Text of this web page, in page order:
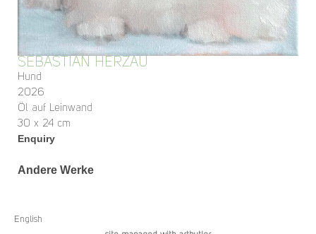
SEBASTIAN HERZAU
Hund
2026
Öl auf Leinwand
30 x 24 cm
Enquiry
Andere Werke
English